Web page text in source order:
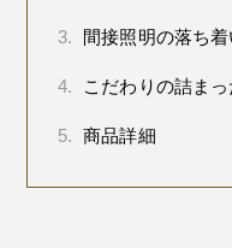
3. 間接照明の落ち
4. こだわりの詰ま
5. 商品詳細